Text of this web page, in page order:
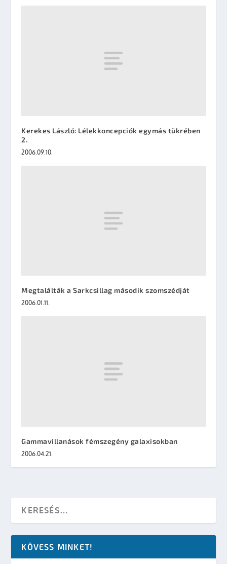
Kerekes László: Lélekkoncepciók egymás tükrében
2.
2006.09.10.
Megtalálták a Sarkcsillag második szomszédját
2006.01.11.
Gammavillanások fémszegény galaxisokban
2006.04.21.
KÖVESS MINKET!